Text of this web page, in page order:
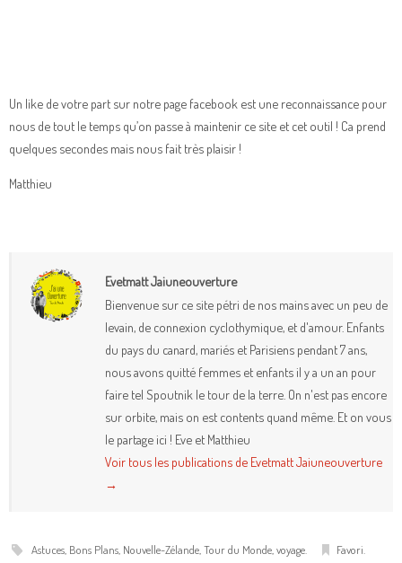
Un like de votre part sur notre page facebook est une reconnaissance pour
nous de tout le temps qu’on passe à maintenir ce site et cet outil ! Ca prend
quelques secondes mais nous fait très plaisir !
Matthieu
Evetmatt Jaiuneouverture
Bienvenue sur ce site pétri de nos mains avec un peu de
levain, de connexion cyclothymique, et d'amour. Enfants
du pays du canard, mariés et Parisiens pendant 7 ans,
nous avons quitté femmes et enfants il y a un an pour
faire tel Spoutnik le tour de la terre. On n'est pas encore
sur orbite, mais on est contents quand même. Et on vous
le partage ici ! Eve et Matthieu
Voir tous les publications de Evetmatt Jaiuneouverture
→
Astuces, Bons Plans, Nouvelle-Zélande, Tour du Monde, voyage. Favori